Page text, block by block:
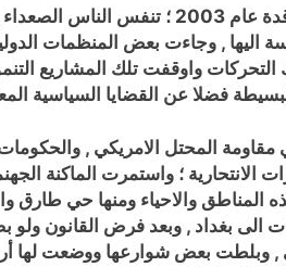
وبعد زوال الطغمة الهجينة
اليها , وجاءت بعض المنظمات
واوقفت تلك المشاريع
فضلا عن القضايا السياسية
مقاومة المحتل الامريكي ,
الانتحارية ؛ واستمرت الماكنة
والاحياء ومنها حي طارق
الى بغداد , وبعد فرض القانون
, وبلطت بعض شوارعها ووضعت لها